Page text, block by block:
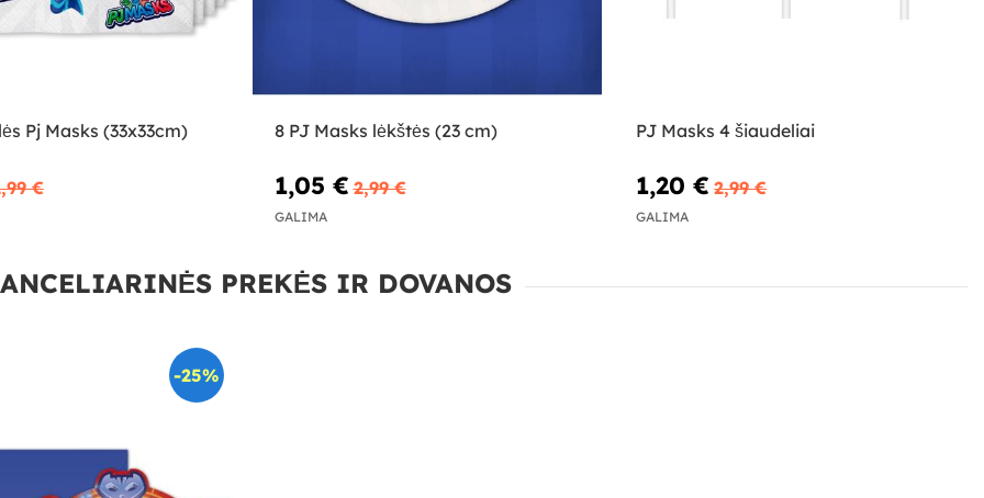
Pj Masks (33x33cm)
€
8 PJ Masks lėkštės (23 cm)
1,05 € 2,99 €
GALIMA
PJ Masks 4 šiaudeliai
1,20 € 2,99 €
GALIMA
PREKĖS IR DOVANOS
-25%